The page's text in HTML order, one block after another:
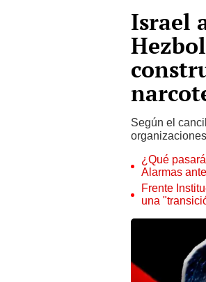
Israel
Según el
¿Qué
Alarmas
Frente
una